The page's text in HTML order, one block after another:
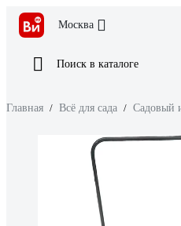
Москва
Поиск в каталоге
Главная / Всё для сада / Садовый